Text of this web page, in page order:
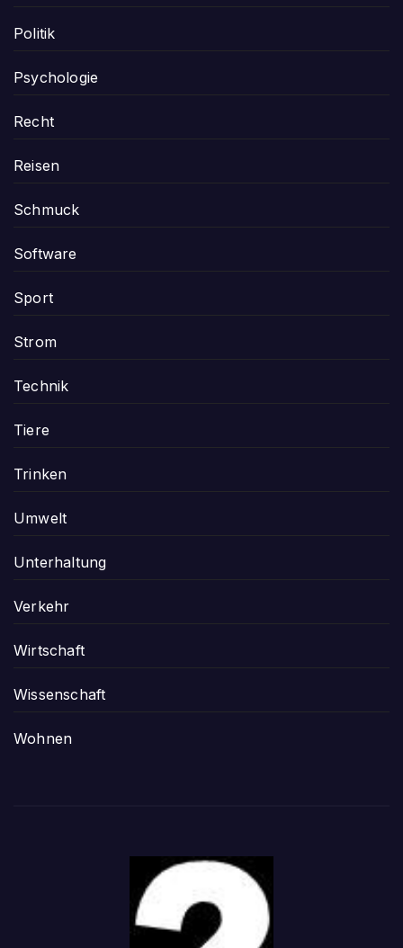
Politik
Psychologie
Recht
Reisen
Schmuck
Software
Sport
Strom
Technik
Tiere
Trinken
Umwelt
Unterhaltung
Verkehr
Wirtschaft
Wissenschaft
Wohnen